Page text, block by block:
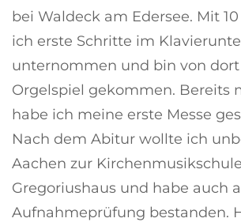
bei Waldeck am Edersee. Mit
ich erste Schritte im
unternommen und bin von
Orgelspiel gekommen. Bereits
habe ich meine erste Messe
Nach dem Abitur wollte ich
Aachen zur
Gregoriushaus und habe auch
Aufnahmeprüfung bestanden.